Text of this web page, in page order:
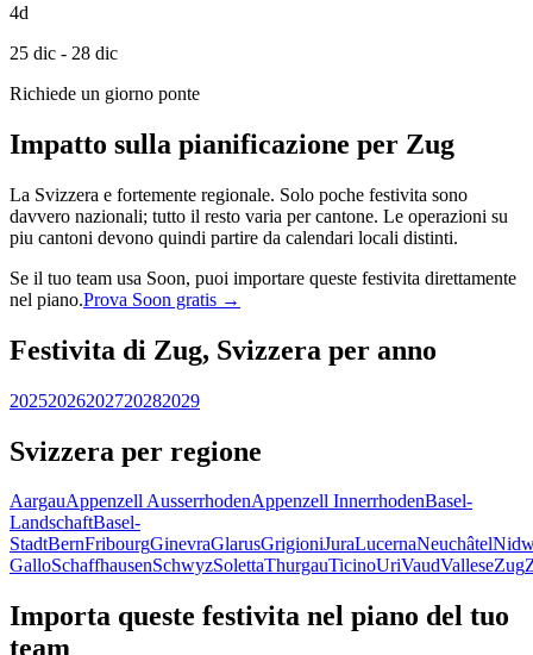
4d
25 dic - 28 dic
Richiede un giorno ponte
Impatto sulla pianificazione per Zug
La Svizzera e fortemente regionale. Solo poche festivita sono
davvero nazionali; tutto il resto varia per cantone. Le operazioni su
piu cantoni devono quindi partire da calendari locali distinti.
Se il tuo team usa Soon, puoi importare queste festivita direttamente
nel piano.Prova Soon gratis →
Festivita di Zug, Svizzera per anno
20252026202720282029
Svizzera per regione
AargauAppenzell AusserrhodenAppenzell InnerrhodenBasel-
LandschaftBasel-
StadtBernFribourgGinevraGlarusGrigioniJuraLucernaNeuchâtel
GalloSchaffhausenSchwyzSolettaThurgauTicinoUriVaudValleseZug
Importa queste festivita nel piano del tuo
team